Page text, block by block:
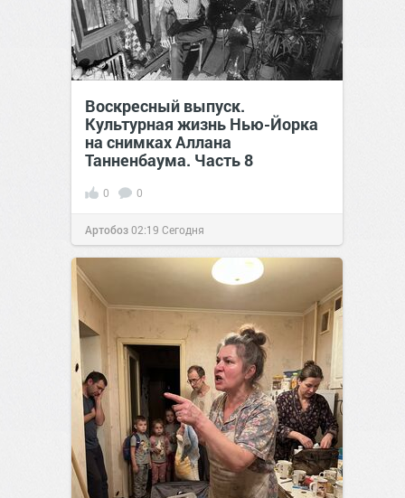
Воскресный выпуск.
Культурная жизнь Нью-Йорка
на снимках Аллана
Танненбаума. Часть 8
0 0
Артобоз02:19 Сегодня